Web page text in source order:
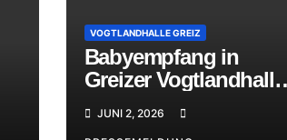
VOGTLANDHALLE GREIZ
Babyempfang in
Greizer Vogtlandhalle
JUNI 2, 2026